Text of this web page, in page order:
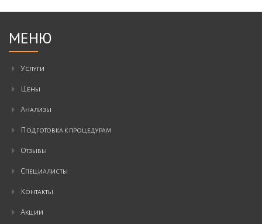
МЕНЮ
Услуги
Цены
Анализы
Подготовка к процедурам
Отзывы
Специалисты
Контакты
Акции